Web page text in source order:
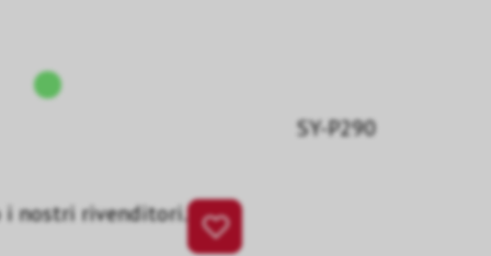
SY-P290
i nostri rivenditori.